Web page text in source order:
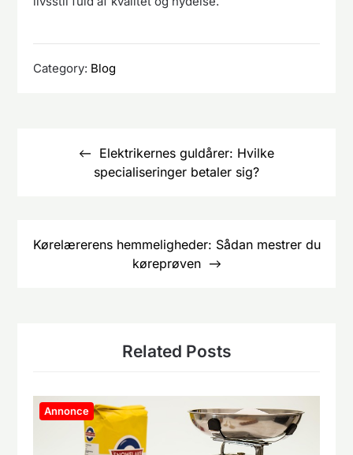
Category: Blog
Elektrikernes guldårer: Hvilke
specialiseringer betaler sig?
Kørelærerens hemmeligheder: Sådan mestrer du
køreprøven
Related Posts
Annonce